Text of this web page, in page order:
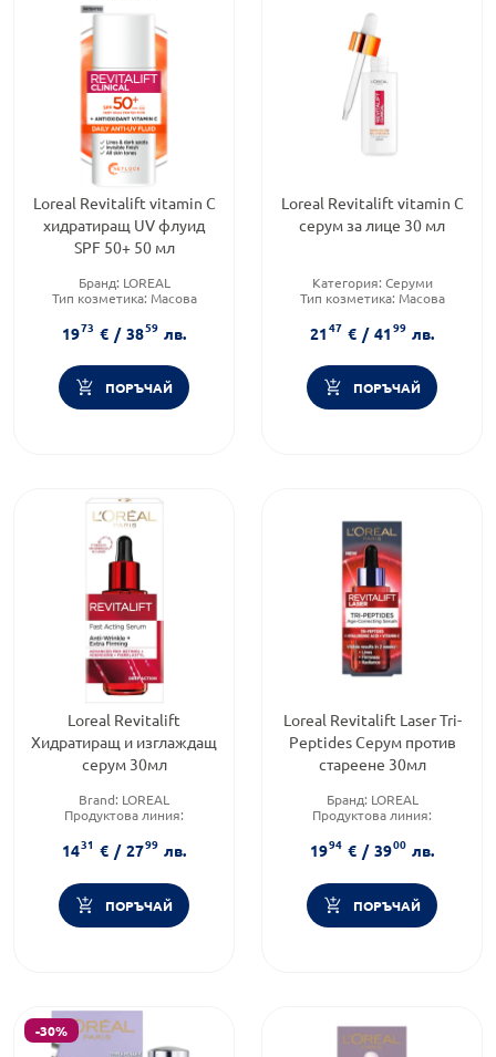
Loreal Revitalift vitamin C
хидратиращ UV флуид
SPF 50+ 50 мл
Бранд: LOREAL
Тип козметика: Масова
Форма на продукта:флуид
1973 € / 3859 лв.
ПОРЪЧАЙ
Loreal Revitalift vitamin C
серум за лице 30 мл
Категория: Серуми
Тип козметика: Масова
Форма на продукта:флуид
2147 € / 4199 лв.
ПОРЪЧАЙ
Loreal Revitalift
Хидратиращ и изглаждащ
серум 30мл
Brand: LOREAL
Продуктова линия:
Форма на продукта:серум
1431 € / 2799 лв.
ПОРЪЧАЙ
Loreal Revitalift Laser Tri-
Peptides Серум против
стареене 30мл
Бранд: LOREAL
Продуктова линия:
Форма на продукта:серум
1994 € / 3900 лв.
ПОРЪЧАЙ
-30%